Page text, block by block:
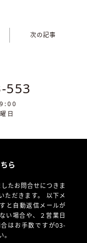
次の記事
553
日
ら
たお問合せにつきま
ただきます。 以下メ
と自動返信メールが
い場合や、
２営業日
はお手数ですが03-